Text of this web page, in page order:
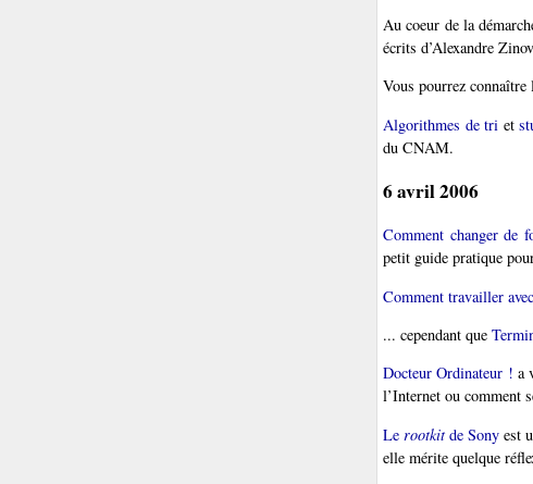
Au coeur de la
écrits d’Alexandre
Vous pourrez connaître
Algorithmes de tri et
du CNAM.
6 avril 2006
Comment changer de
petit guide pratique
Comment travailler
... cependant que
Docteur Ordinateur ! a
l’Internet ou comment
Le rootkitde Sony est
elle mérite quelque